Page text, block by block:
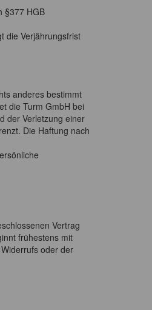
§377 HGB
die Verjährungsfrist
anderes bestimmt
die Turm GmbH bei
der Verletzung einer
Die Haftung nach
Vertrag
frühestens mit
oder der